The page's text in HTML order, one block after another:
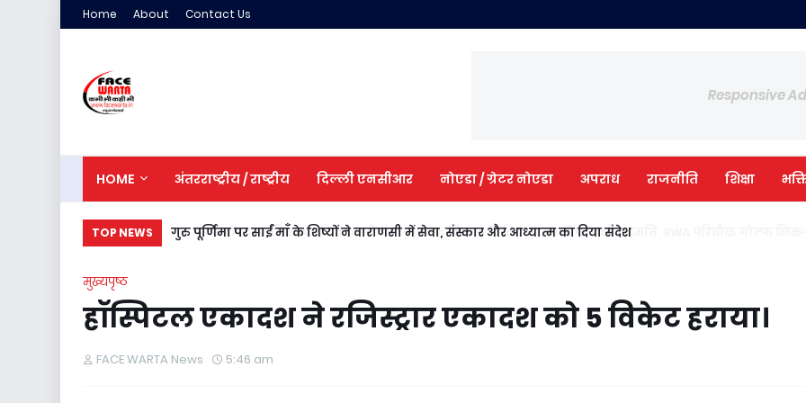
Home About Contact Us
Responsive
HOME अंतरराष्ट्रीय / राष्ट्रीय दिल्ली एनसीआर नोएडा / ग्रेटर नोएडा अपराध राजनीति शिक्षा
TOP NEWS गुरु पूर्णिमा पर साईं माँ के शिष्यों ने वाराणसी में सेवा, संस्कार और आध्यात्म का दिया संदेश
मुख्यपृष्ठ
हॉस्पिटल एकादश ने रजिस्ट्रार एकादश को 5 विकेट हराया।
FACE WARTA News 5:46 am